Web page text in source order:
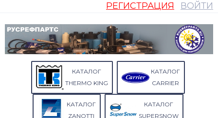
РЕГИСТРАЦИЯ ВОЙТИ
КАТАЛОГ
THERMO KING
КАТАЛОГ
CARRIER
КАТАЛОГ
ZANOTTI
КАТАЛОГ
SUPERSNOW